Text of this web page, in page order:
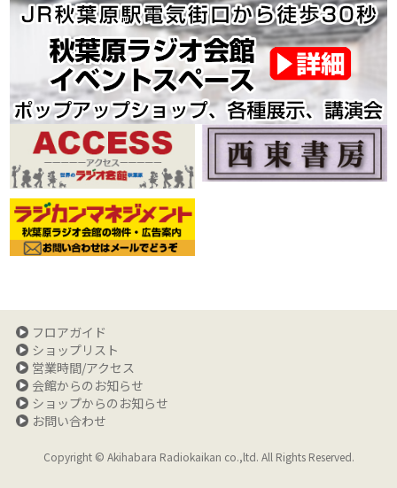
フロアガイド
ショップリスト
営業時間/アクセス
会館からのお知らせ
ショップからのお知らせ
お問い合わせ
Copyright © Akihabara Radiokaikan co.,ltd. All Rights Reserved.